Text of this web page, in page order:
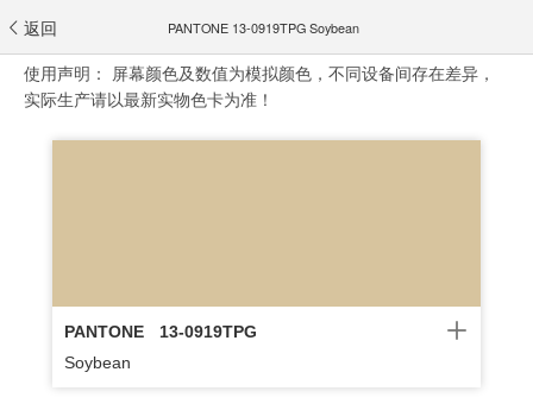
返回 PANTONE 13-0919TPG Soybean
使用声明： 屏幕颜色及数值为模拟颜色，不同设备间存在差异，
实际生产请以最新实物色卡为准！
PANTONE
13-0919TPG
Soybean